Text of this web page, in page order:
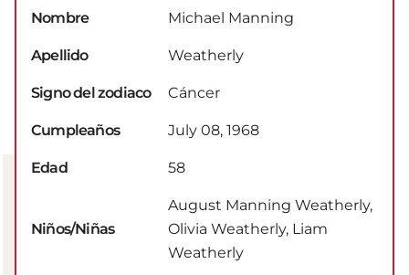
Nombre Michael Manning
Apellido Weatherly
Signo del zodiaco Cáncer
Cumpleaños July 08, 1968
Edad 58
Niños/Niñas
August Manning Weatherly,
Olivia Weatherly, Liam
Weatherly